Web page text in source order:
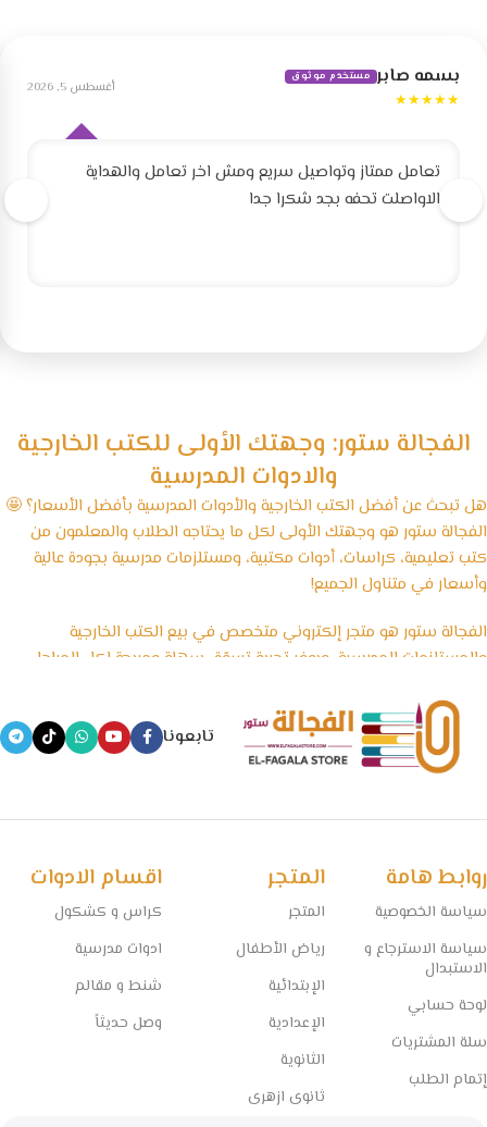
بسمه صابر مستخدم موثوق
★★★★★
أغسطس 5, 2026
تعامل ممتاز وتواصيل سريع ومش اخر تعامل والهداية
الاواصلت تحفه بجد شكرا جدا
الفجالة ستور: وجهتك الأولى للكتب الخارجية
والادوات المدرسية
هل تبحث عن أفضل الكتب الخارجية والأدوات المدرسية بأفضل الأسعار؟ 🤩
الفجالة ستور هو وجهتك الأولى لكل ما يحتاجه الطلاب والمعلمون من
كتب تعليمية، كراسات، أدوات مكتبية، ومستلزمات مدرسية بجودة عالية
وأسعار في متناول الجميع!
الفجالة ستور هو متجر إلكتروني متخصص في بيع الكتب الخارجية
والمستلزمات المدرسية، ويوفر تجربة تسوّق سهلة ومريحة لكل المراحل
الأدوات المكتبية والكشاكيل.
نسعى في الفجالة ستور إلى تقديم منتجات تعليمية موثوقة ومصادر
تابعونا
روابط هامة
سياسة الخصوصية
سياسة الاسترجاع و
الاستبدال
لوحة حسابي
سلة المشتريات
إتمام الطلب
المتجر
المتجر
رياض الأطفال
الإبتدائية
الإعدادية
الثانوية
ثانوى ازهرى
اقسام الادوات
كراس و كشكول
ادوات مدرسية
شنط و مقالم
وصل حديثاً